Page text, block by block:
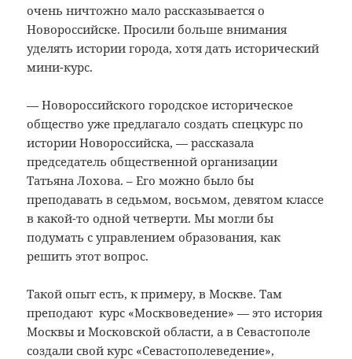
очень ничтожно мало рассказывается о
Новороссийске. Просили больше внимания
уделять истории города, хотя дать исторический
мини-курс.
— Новороссийского городское историческое
общество уже предлагало создать спецкурс по
истории Новороссийска, — рассказала
председатель общественной организации
Татьяна Лохова. – Его можно было бы
преподавать в седьмом, восьмом, девятом классе
в какой-то одной четверти. Мы могли бы
подумать с управлением образования, как
решить этот вопрос.
Такой опыт есть, к примеру, в Москве. Там
преподают курс «Москвоведение» — это история
Москвы и Московской области, а в Севастополе
создали свой курс «Севастополеведение»,